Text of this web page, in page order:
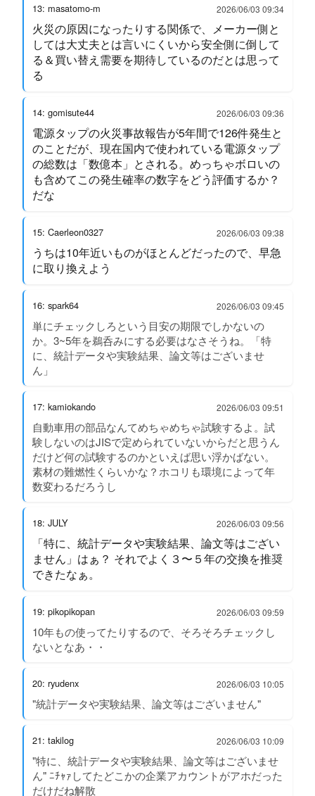
13: masatomo-m 2026/06/03 09:34
火災の原因になったりする関係で、メーカー側と
しては大丈夫とは言いにくいから安全側に倒して
る＆買い替え需要を期待しているのだとは思って
る
14: gomisute44 2026/06/03 09:36
電源タップの火災事故報告が5年間で126件発生と
のことだが、現在国内で使われている電源タップ
の総数は「数億本」とされる。めっちゃボロいの
も含めてこの発生確率の数字をどう評価するか？
だな
15: Caerleon0327 2026/06/03 09:38
うちは10年近いものがほとんどだったので、早急
に取り換えよう
16: spark64 2026/06/03 09:45
単にチェックしろという目安の期限でしかないの
か。3~5年を鵜呑みにする必要はなさそうね。「特
に、統計データや実験結果、論文等はございませ
ん」
17: kamiokando 2026/06/03 09:51
自動車用の部品なんてめちゃめちゃ試験するよ。試
験しないのはJISで定められていないからだと思うん
だけど何の試験するのかといえば思い浮かばない。
素材の難燃性くらいかな？ホコリも環境によって年
数変わるだろうし
18: JULY 2026/06/03 09:56
「特に、統計データや実験結果、論文等はござい
ません」はぁ？ それでよく３〜５年の交換を推奨
できたなぁ。
19: pikopikopan 2026/06/03 09:59
10年もの使ってたりするので、そろそろチェックし
ないとなあ・・
20: ryudenx 2026/06/03 10:05
"統計データや実験結果、論文等はございません"
21: takilog 2026/06/03 10:09
"特に、統計データや実験結果、論文等はございませ
ん" ﾆﾁｬｧしてたどこかの企業アカウントがアホだった
だけだね解散